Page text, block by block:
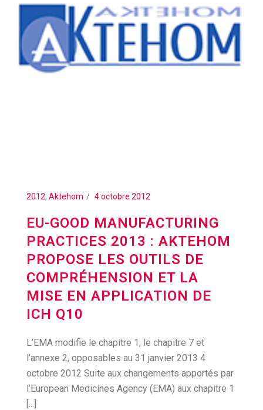
2012, Aktehom 4 octobre 2012
EU-GOOD MANUFACTURING
PRACTICES 2013 : AKTEHOM
PROPOSE LES OUTILS DE
COMPRÉHENSION ET LA
MISE EN APPLICATION DE
ICH Q10
L’EMA modifie le chapitre 1, le chapitre 7 et
l’annexe 2, opposables au 31 janvier 2013 4
octobre 2012 Suite aux changements apportés par
l’European Medicines Agency (EMA) aux chapitre 1
[...]